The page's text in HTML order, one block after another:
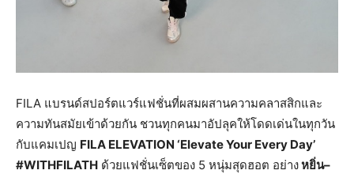
FILA แบรนด์สปอร์ตแวร์แฟชั่นที่ผสมผสานความคลาสสิกและ
ความทันสมัยเข้าด้วยกัน ชวนทุกคนมาอัปลุคให้โดดเด่นในทุกวัน
กับแคมเปญ FILA ELEVATION ‘Elevate Your Every Day’
#WITHFILATH ด้วยแฟชั่นเซ็ตของ 5 หนุ่มสุดฮอต อย่างหยิ่น–